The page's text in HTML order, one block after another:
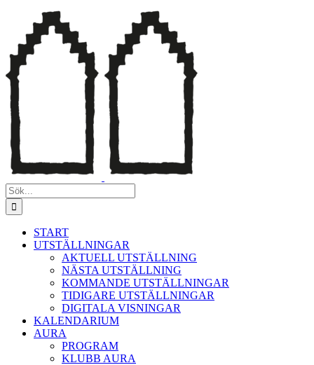
innehållet
Sök
efter:
START
UTSTÄLLNINGAR
AKTUELL UTSTÄLLNING
NÄSTA UTSTÄLLNING
KOMMANDE UTSTÄLLNINGAR
TIDIGARE UTSTÄLLNINGAR
DIGITALA VISNINGAR
KALENDARIUM
AURA
PROGRAM
KLUBB AURA